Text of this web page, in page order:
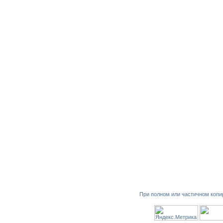
При полном или частичном